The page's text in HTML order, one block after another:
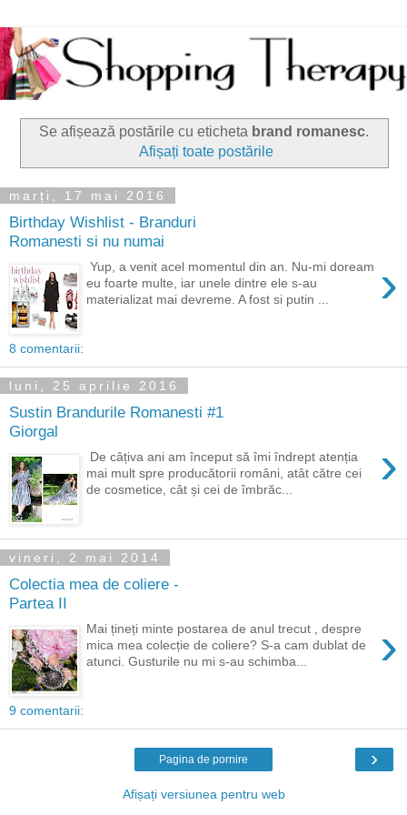
Se afișează postările cu eticheta brand romanesc.
Afișați toate postările
marți, 17 mai 2016
Birthday Wishlist - Branduri
Romanesti si nu numai
›
Yup, a venit acel momentul din an. Nu-mi doream
eu foarte multe, iar unele dintre ele s-au
materializat mai devreme. A fost si putin ...
8 comentarii:
luni, 25 aprilie 2016
Sustin Brandurile Romanesti #1
Giorgal
›
De câțiva ani am început să îmi îndrept atenția
mai mult spre producătorii români, atât către cei
de cosmetice, cât și cei de îmbrăc...
vineri, 2 mai 2014
Colectia mea de coliere -
Partea II
›
Mai țineți minte postarea de anul trecut , despre
mica mea colecție de coliere? S-a cam dublat de
atunci. Gusturile nu mi s-au schimba...
9 comentarii:
›
Pagina de pornire
Afișați versiunea pentru web